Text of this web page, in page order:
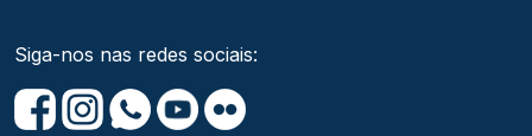
Siga-nos nas redes sociais: